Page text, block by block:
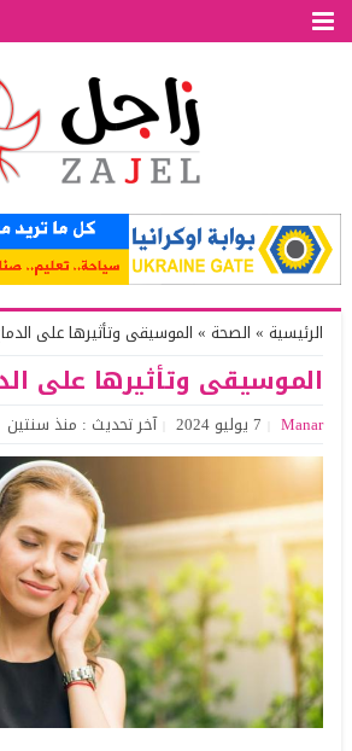
الرئيسية » الصحة »الموسيقى وتأثيرها على
الموسيقى وتأثيرها على
Manar 7 يوليو 2024 آخر تحديث : منذ سنتين